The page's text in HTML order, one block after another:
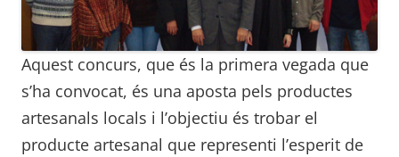
Aquest concurs, que és la primera vegada que
s’ha convocat, és una aposta pels productes
artesanals locals i l’objectiu és trobar el
producte artesanal que representi l’esperit de